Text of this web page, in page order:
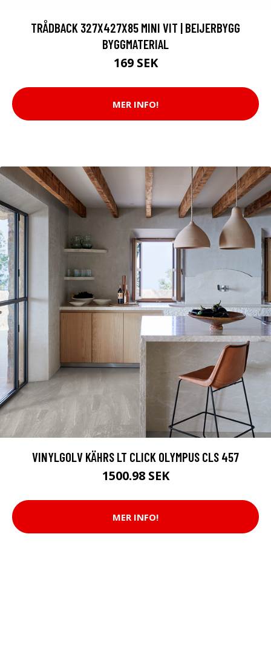
TRÅDBACK 327X427X85 MINI VIT | BEIJERBYGG
BYGGMATERIAL
169 SEK
MER INFO!
VINYLGOLV KÄHRS LT CLICK OLYMPUS CLS 457
1500.98 SEK
MER INFO!